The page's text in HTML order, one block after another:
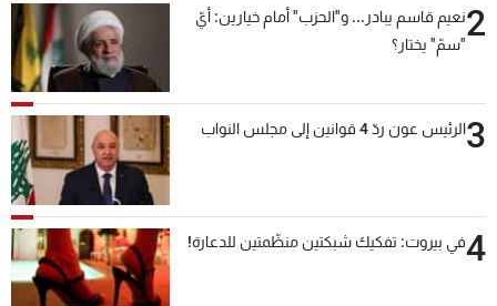
2نعيم قاسم يبادر... و"الحزب" أمام خيارين: أيّ
"سمّ" يختار؟
3الرئيس عون ردّ 4 قوانين إلى مجلس النواب
4في بيروت: تفكيك شبكتين منظّمتين للدعارة!